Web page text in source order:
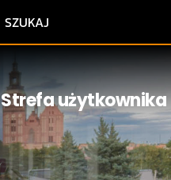
Strefa użytkownika